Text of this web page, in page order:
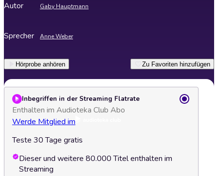
Autor Gaby Hauptmann
Sprecher Anne Weber
Hörprobe anhören Zu Favoriten hinzufügen
Inbegriffen in der Streaming Flatrate
Enthalten im Audioteka Club Abo
Werde Mitglied im
Teste 30 Tage gratis
Dieser und weitere 80.000 Titel enthalten im
Streaming